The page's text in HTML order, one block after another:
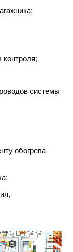
системы
обогрева